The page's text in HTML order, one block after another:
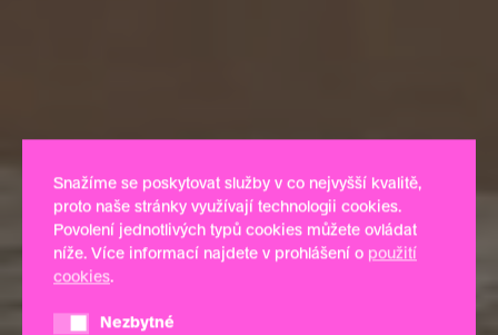
Snažíme se poskytovat služby v co nejvyšší kvalitě,
proto naše stránky využívají technologii cookies.
Povolení jednotlivých typů cookies můžete ovládat
níže. Více informací najdete v prohlášení o použití
cookies.
NezbytnéNezbytné